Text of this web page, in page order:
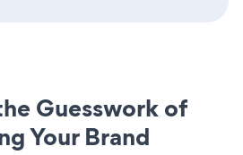
Guesswork of
Your Brand